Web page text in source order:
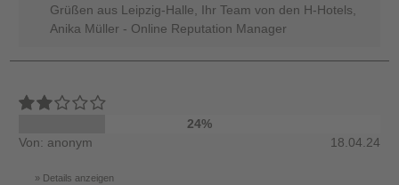
Grüßen aus Leipzig-Halle, Ihr Team von den H-Hotels,
Anika Müller - Online Reputation Manager
24%
Von: anonym
18.04.24
Details anzeigen